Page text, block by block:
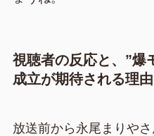
視聴者の反応と、”爆
成立が期待される理由
放送前から永尾まりや